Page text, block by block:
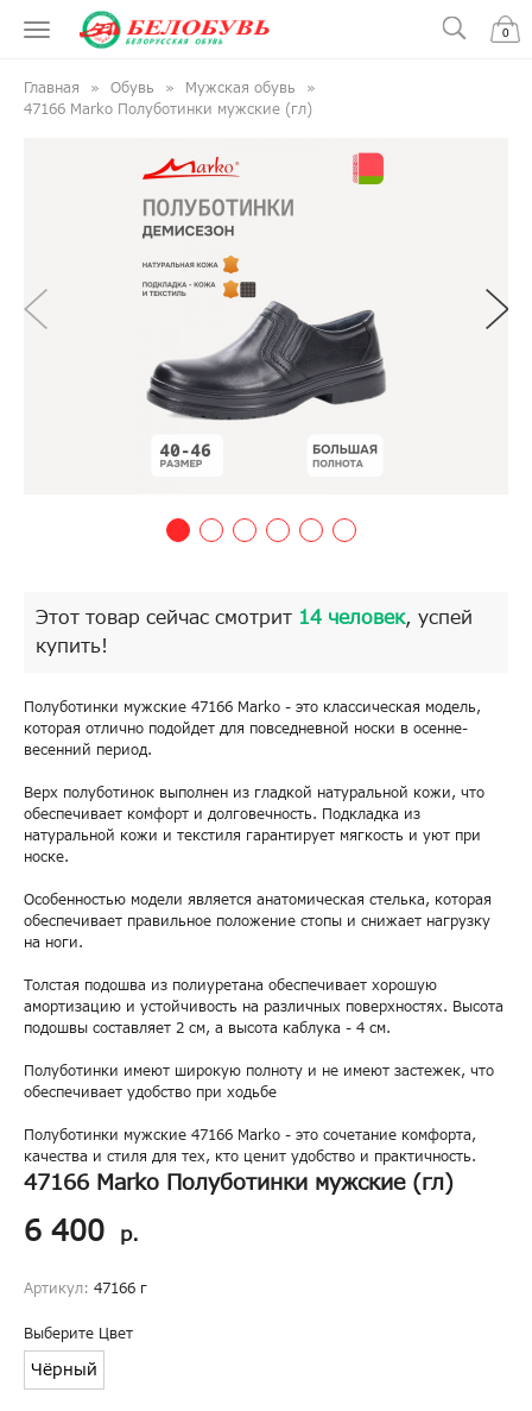
0
Главная Обувь
Мужская обувь
47166 Marko Полуботинки мужские (гл)
Этот товар сейчас смотрит 14 человек, успей
купить!
Полуботинки мужские 47166 Marko - это классическая модель,
которая отлично подойдет для повседневной носки в осенне-
весенний период.
Верх полуботинок выполнен из гладкой натуральной кожи, что
обеспечивает комфорт и долговечность. Подкладка из
натуральной кожи и текстиля гарантирует мягкость и уют при
носке.
Особенностью модели является анатомическая стелька, которая
обеспечивает правильное положение стопы и снижает нагрузку
на ноги.
Толстая подошва из полиуретана обеспечивает хорошую
амортизацию и устойчивость на различных поверхностях. Высота
подошвы составляет 2 см, а высота каблука - 4 см.
Полуботинки имеют широкую полноту и не имеют застежек, что
обеспечивает удобство при ходьбе
Полуботинки мужские 47166 Marko - это сочетание комфорта,
качества и стиля для тех, кто ценит удобство и практичность.
47166 Marko Полуботинки мужские (гл)
6 400 р.
Артикул: 47166 г
Выберите Цвет
Чёрный